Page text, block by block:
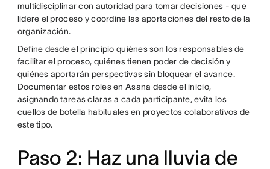
multidisciplinar con autoridad para tomar decisiones - que
lidere el proceso y coordine las aportaciones del resto de la
organización.
Define desde el principio quiénes son los responsables de
facilitar el proceso, quiénes tienen poder de decisión y
quiénes aportarán perspectivas sin bloquear el avance.
Documentar estos roles en Asana desde el inicio,
asignando tareas claras a cada participante, evita los
cuellos de botella habituales en proyectos colaborativos de
este tipo.
Paso 2: Haz una lluvia de